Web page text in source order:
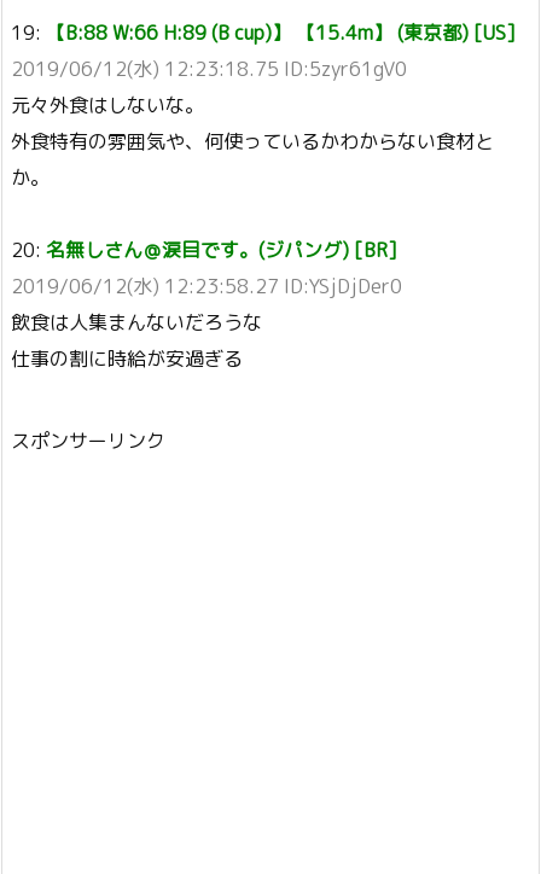
19:
【B:88 W:66 H:89 (B cup)】 【15.4m】 (東京都) [US]
2019/06/12(水) 12:23:18.75 ID:5zyr61gV0
元々外食はしないな。
外食特有の雰囲気や、何使っているかわからない食材と
か。
20: 名無しさん＠涙目です。(ジパング) [BR]
2019/06/12(水) 12:23:58.27 ID:YSjDjDer0
飲食は人集まんないだろうな
仕事の割に時給が安過ぎる
スポンサーリンク